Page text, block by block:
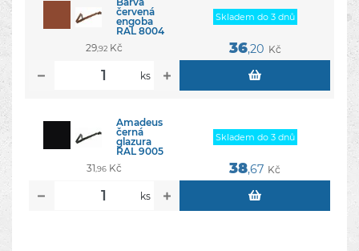
červená
engoba
RAL 8004
Skladem do 3 dnů
29,92 Kč 36,20 Kč
ks
Amadeus
černá
glazura
RAL 9005
Skladem do 3 dnů
31,96 Kč 38,67 Kč
ks